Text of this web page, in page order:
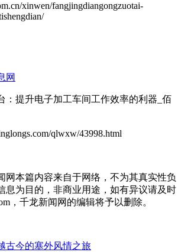
xinwen/fangjingdiangongzuotai-
网
：提升电子加工车间工作效率的利器_佰
qlwxw/43998.html
网本篇内容来自于网络，不为其真实性负
息为目的，非商业用途，如有异议请及时
，千龙新闻网的编辑将予以删除。
古今的塞外风情之旅